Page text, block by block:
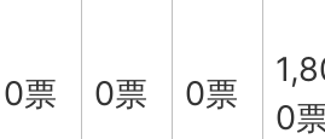
0票 0票 0票
0